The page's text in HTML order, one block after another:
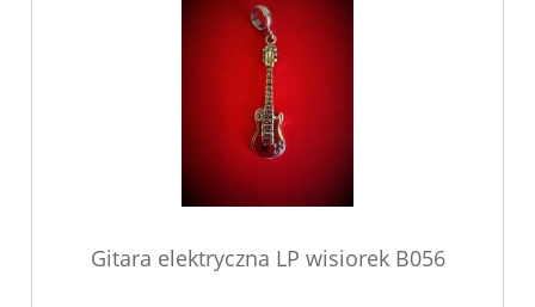
Gitara elektryczna LP wisiorek B056